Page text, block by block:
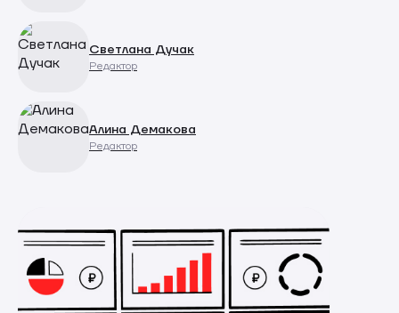
Светлана Дучак
Редактор
Алина Демакова
Редактор